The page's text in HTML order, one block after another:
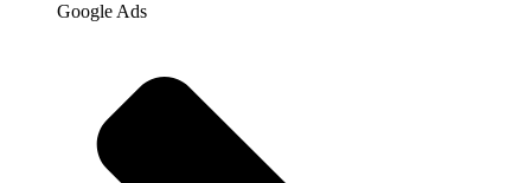
Google Ads